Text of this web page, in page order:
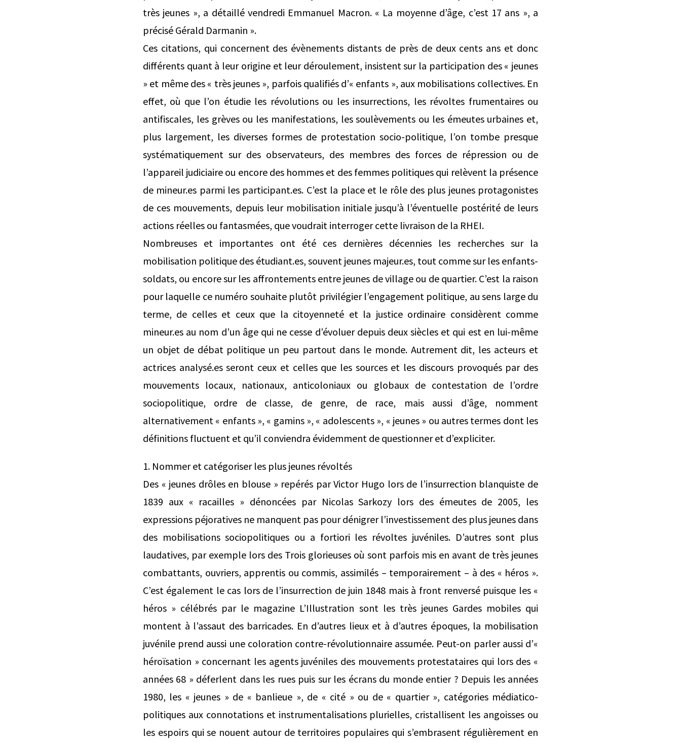
très jeunes », a détaillé vendredi Emmanuel Macron. « La moyenne d’âge, c’est 17 ans », a
précisé Gérald Darmanin ».
Ces citations, qui concernent des évènements distants de près de deux cents ans et donc
différents quant à leur origine et leur déroulement, insistent sur la participation des « jeunes
» et même des « très jeunes », parfois qualifiés d’« enfants », aux mobilisations collectives. En
effet, où que l’on étudie les révolutions ou les insurrections, les révoltes frumentaires ou
antifiscales, les grèves ou les manifestations, les soulèvements ou les émeutes urbaines et,
plus largement, les diverses formes de protestation socio-politique, l’on tombe presque
systématiquement sur des observateurs, des membres des forces de répression ou de
l’appareil judiciaire ou encore des hommes et des femmes politiques qui relèvent la présence
de mineur.es parmi les participant.es. C’est la place et le rôle des plus jeunes protagonistes
de ces mouvements, depuis leur mobilisation initiale jusqu’à l’éventuelle postérité de leurs
actions réelles ou fantasmées, que voudrait interroger cette livraison de la RHEI.
Nombreuses et importantes ont été ces dernières décennies les recherches sur la
mobilisation politique des étudiant.es, souvent jeunes majeur.es, tout comme sur les enfants-
soldats, ou encore sur les affrontements entre jeunes de village ou de quartier. C’est la raison
pour laquelle ce numéro souhaite plutôt privilégier l’engagement politique, au sens large du
terme, de celles et ceux que la citoyenneté et la justice ordinaire considèrent comme
mineur.es au nom d’un âge qui ne cesse d’évoluer depuis deux siècles et qui est en lui-même
un objet de débat politique un peu partout dans le monde. Autrement dit, les acteurs et
actrices analysé.es seront ceux et celles que les sources et les discours provoqués par des
mouvements locaux, nationaux, anticoloniaux ou globaux de contestation de l’ordre
sociopolitique, ordre de classe, de genre, de race, mais aussi d’âge, nomment
alternativement « enfants », « gamins », « adolescents », « jeunes » ou autres termes dont les
définitions fluctuent et qu’il conviendra évidemment de questionner et d’expliciter.
1. Nommer et catégoriser les plus jeunes révoltés
Des « jeunes drôles en blouse » repérés par Victor Hugo lors de l’insurrection blanquiste de
1839 aux « racailles » dénoncées par Nicolas Sarkozy lors des émeutes de 2005, les
expressions péjoratives ne manquent pas pour dénigrer l’investissement des plus jeunes dans
des mobilisations sociopolitiques ou a fortiori les révoltes juvéniles. D’autres sont plus
laudatives, par exemple lors des Trois glorieuses où sont parfois mis en avant de très jeunes
combattants, ouvriers, apprentis ou commis, assimilés – temporairement – à des « héros ».
C’est également le cas lors de l’insurrection de juin 1848 mais à front renversé puisque les «
héros » célébrés par le magazine L’Illustration sont les très jeunes Gardes mobiles qui
montent à l’assaut des barricades. En d’autres lieux et à d’autres époques, la mobilisation
juvénile prend aussi une coloration contre-révolutionnaire assumée. Peut-on parler aussi d’«
héroïsation » concernant les agents juvéniles des mouvements protestataires qui lors des «
années 68 » déferlent dans les rues puis sur les écrans du monde entier ? Depuis les années
1980, les « jeunes » de « banlieue », de « cité » ou de « quartier », catégories médiatico-
politiques aux connotations et instrumentalisations plurielles, cristallisent les angoisses ou
les espoirs qui se nouent autour de territoires populaires qui s’embrasent régulièrement en